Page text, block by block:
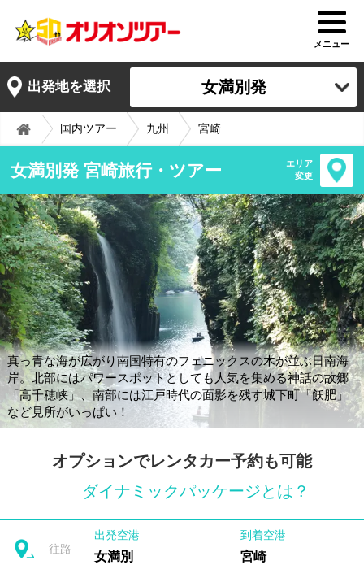
メニュー
出発地を選択 女満別発
国内ツアー 九州 宮崎
女満別発 宮崎旅行・ツアー
エリア
変更
真っ青な海が広がり南国特有のフェニックスの木が並ぶ日南海
岸。北部にはパワースポットとしても人気を集める神話の故郷
「高千穂峡」、南部には江戸時代の面影を残す城下町「飫肥」
など見所がいっぱい！
オプションでレンタカー予約も可能
ダイナミックパッケージとは？
往路
出発空港
女満別
到着空港
宮崎